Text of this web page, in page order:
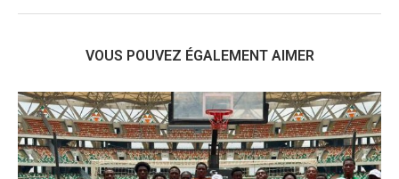
VOUS POUVEZ ÉGALEMENT AIMER